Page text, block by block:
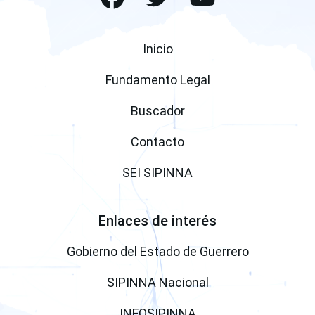
Inicio
Fundamento Legal
Buscador
Contacto
SEI SIPINNA
Enlaces de interés
Gobierno del Estado de Guerrero(open a
SIPINNA Nacional(open a new